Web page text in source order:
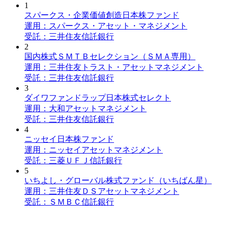
1
スパークス・企業価値創造日本株ファンド
運用：スパークス・アセット・マネジメント
受託：三井住友信託銀行
2
国内株式ＳＭＴＢセレクション（ＳＭＡ専用）
運用：三井住友トラスト・アセットマネジメント
受託：三井住友信託銀行
3
ダイワファンドラップ日本株式セレクト
運用：大和アセットマネジメント
受託：三井住友信託銀行
4
ニッセイ日本株ファンド
運用：ニッセイアセットマネジメント
受託：三菱ＵＦＪ信託銀行
5
いちよし・グローバル株式ファンド（いちばん星）
運用：三井住友ＤＳアセットマネジメント
受託：ＳＭＢＣ信託銀行